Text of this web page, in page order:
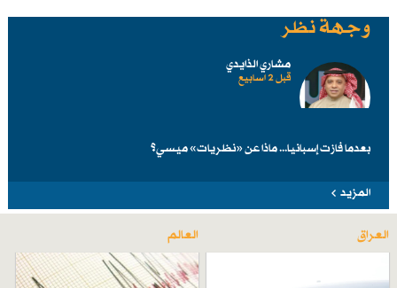
وجهة نظر
مشاري الذايدي
قبل 2 اسابیع
بعدما فازت إسبانيا... ماذا عن «نظريات» ميسي؟
المزيد
العراق العالم